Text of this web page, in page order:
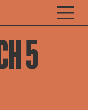
5
popup